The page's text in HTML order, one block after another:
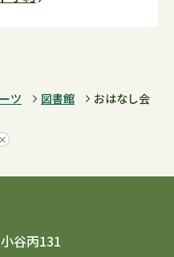
ツ 図書館 おはなし会
谷丙131